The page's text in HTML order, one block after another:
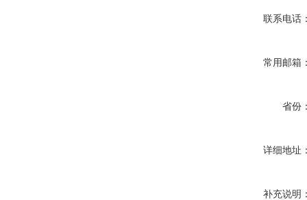
联系电话
常用邮箱
省份
详细地址
补充说明